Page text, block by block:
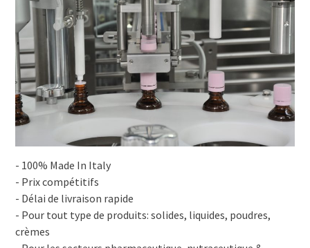
- 100% Made In Italy
- Prix compétitifs
- Délai de livraison rapide
- Pour tout type de produits: solides, liquides, poudres,
crèmes